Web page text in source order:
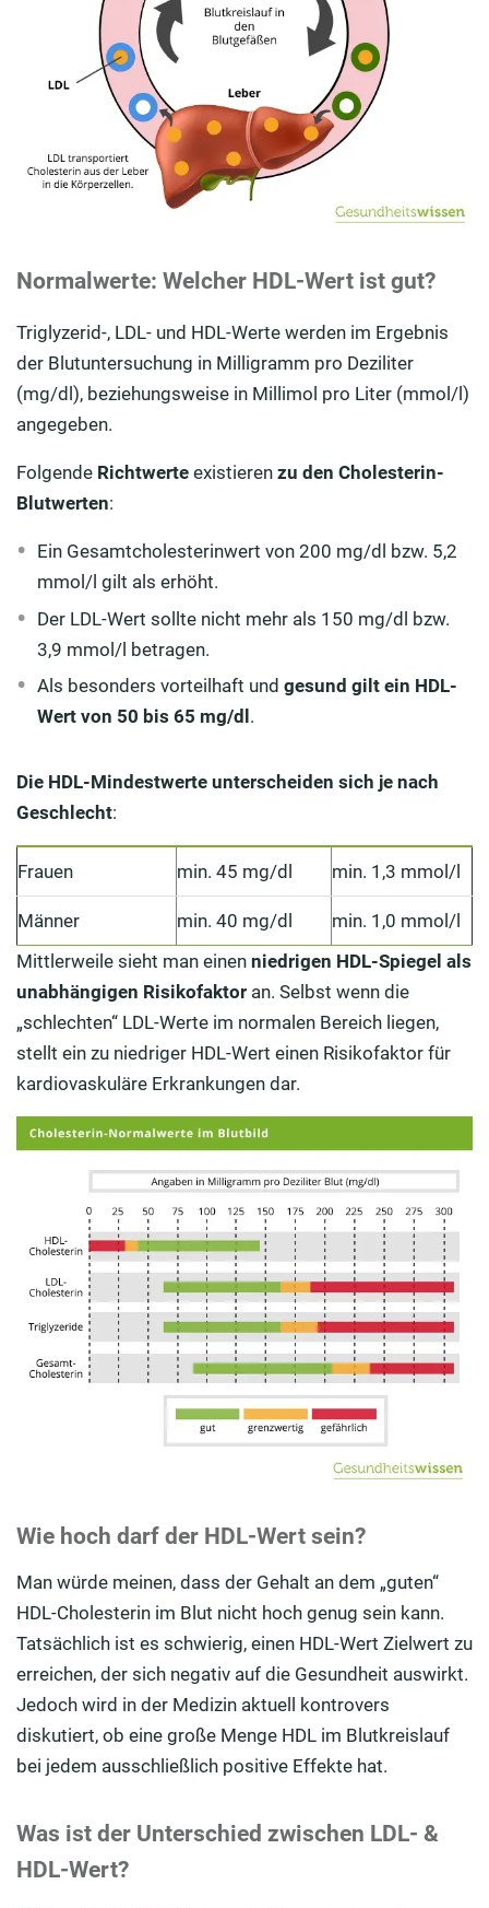
Normalwerte: Welcher HDL-Wert ist gut?
Triglyzerid-, LDL- und HDL-Werte werden im Ergebnis
der Blutuntersuchung in Milligramm pro Deziliter
(mg/dl), beziehungsweise in Millimol pro Liter (mmol/l)
angegeben.
Folgende Richtwerte existieren zu den Cholesterin-
Blutwerten:
Ein Gesamtcholesterinwert von 200 mg/dl bzw. 5,2
mmol/l gilt als erhöht.
Der LDL-Wert sollte nicht mehr als 150 mg/dl bzw.
3,9 mmol/l betragen.
Als besonders vorteilhaft undgesund gilt ein HDL-
Wert von 50 bis 65 mg/dl .
Die HDL-Mindestwerte unterscheiden sich je nach
Geschlecht:
Frauen min. 45 mg/dl min. 1,3 mmol/l
Männer min. 40 mg/dl
min. 1,0 mmol/l
Mittlerweile sieht man einen niedrigen HDL-Spiegel als
unabhängigen Risikofaktor an. Selbst wenn die
„schlechten“ LDL-Werte im normalen Bereich liegen,
stellt ein zu niedriger HDL-Wert einen Risikofaktor für
kardiovaskuläre Erkrankungen dar.
Wie hoch darf der HDL-Wert sein?
Man würde meinen, dass der Gehalt an dem „guten“
HDL-Cholesterin im Blut nicht hoch genug sein kann.
Tatsächlich ist es schwierig, einen HDL-Wert Zielwert zu
erreichen, der sich negativ auf die Gesundheit auswirkt.
Jedoch wird in der Medizin aktuell kontrovers
diskutiert, ob eine große Menge HDL im Blutkreislauf
bei jedem ausschließlich positive Effekte hat.
Was ist der Unterschied zwischen LDL- &
HDL-Wert?